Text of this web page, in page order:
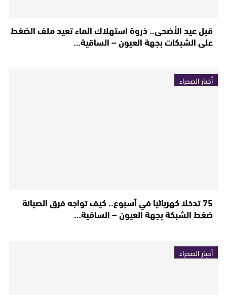
قبل عيد الأضحى.. ذروة استهلاك الماء تعيد ملف الضغط
على الشبكات بجهة العيون – الساقية…
أخبار الصحراء
75 تدخلا كهربائيا في أسبوع.. كيف تواجه فرق الصيانة
ضغط الشبكة بجهة العيون – الساقية…
أخبار الصحراء